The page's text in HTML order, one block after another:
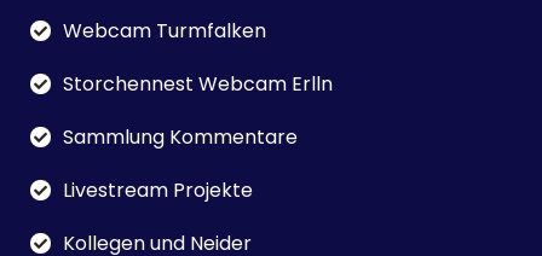
Webcam Turmfalken
Storchennest Webcam Erlln
Sammlung Kommentare
Livestream Projekte
Kollegen und Neider